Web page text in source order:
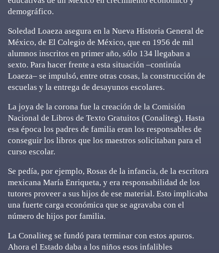
demográfico.
Soledad Loaeza asegura en la Nueva Historia General de
México, de El Colegio de México, que en 1956 de mil
alumnos inscritos en primer año, sólo 134 llegaban a
sexto. Para hacer frente a esta situación –continúa
Loaeza– se impulsó, entre otras cosas, la construcción de
escuelas y la entrega de desayunos escolares.
La joya de la corona fue la creación de la Comisión
Nacional de Libros de Texto Gratuitos (Conaliteg). Hasta
esa época los padres de familia eran los responsables de
conseguir los libros que los maestros solicitaban para el
curso escolar.
Se pedía, por ejemplo, Rosas de la infancia, de la escritora
mexicana María Enriqueta, y era responsabilidad de los
tutores proveer a sus hijos de ese material. Esto implicaba
una fuerte carga económica que se agravaba con el
número de hijos por familia.
La Conaliteg se fundó para terminar con estos apuros.
Ahora el Estado daba a los niños esos infalibles